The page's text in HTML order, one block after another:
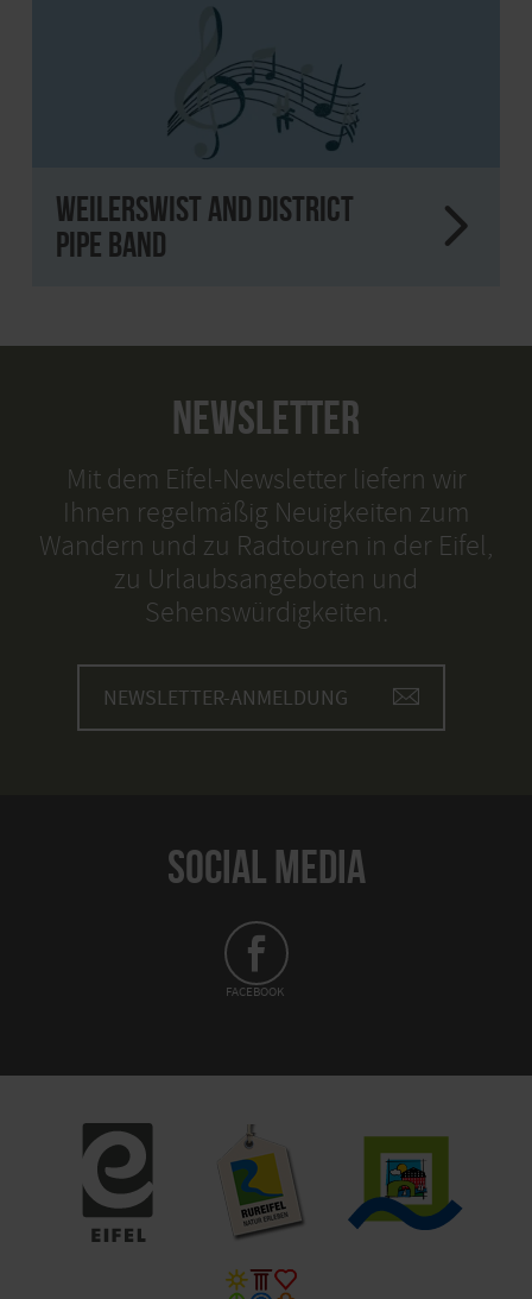
Weilerswist and District
Pipe Band
NEWSLETTER
Mit dem Eifel-Newsletter liefern wir
Ihnen regelmäßig Neuigkeiten zum
Wandern und zu Radtouren in der Eifel,
zu Urlaubsangeboten und
Sehenswürdigkeiten.
NEWSLETTER-ANMELDUNG
SOCIAL MEDIA
FACEBOOK